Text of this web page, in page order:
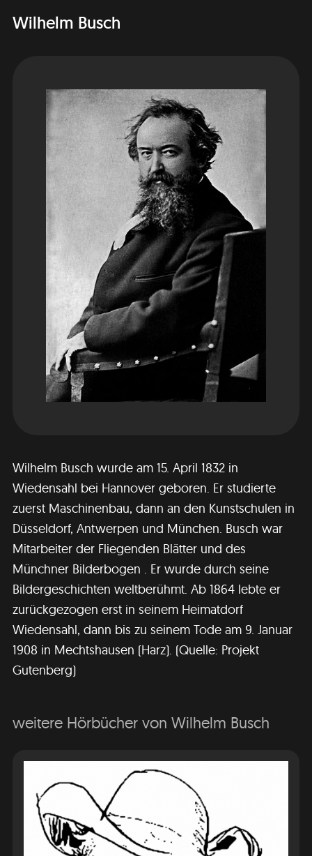
Wilhelm Busch
Wilhelm Busch wurde am 15. April 1832 in
Wiedensahl bei Hannover geboren. Er studierte
zuerst Maschinenbau, dann an den Kunstschulen in
Düsseldorf, Antwerpen und München. Busch war
Mitarbeiter der Fliegenden Blätter und des
Münchner Bilderbogen . Er wurde durch seine
Bildergeschichten weltberühmt. Ab 1864 lebte er
zurückgezogen erst in seinem Heimatdorf
Wiedensahl, dann bis zu seinem Tode am 9. Januar
1908 in Mechtshausen (Harz). (Quelle: Projekt
Gutenberg)
weitere Hörbücher von Wilhelm Busch